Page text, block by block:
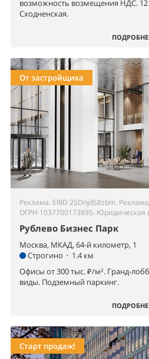
возможность возмещения НДС.
Сходненская.
От застройщика
Реклама. ERID 2SDnjdS8zbm.
ОГРН 1037700173895. Юридическая
Рублево Бизнес Парк
Москва, МКАД, 64-й километр, 1
Строгино • 1.4 км
Офисы от 300 тыс. ₽/м². Гранд-
виды. Подземный паркинг.
Старт продаж!